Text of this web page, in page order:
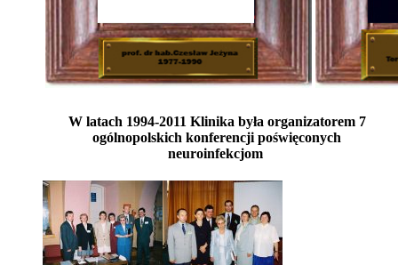
W latach 1994-2011 Klinika była organizatorem 7
ogólnopolskich konferencji poświęconych
neuroinfekcjom